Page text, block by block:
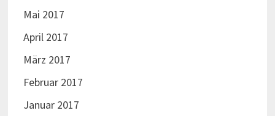
Mai 2017
April 2017
März 2017
Februar 2017
Januar 2017